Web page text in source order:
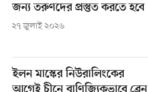
জন্য তরুণদের প্রস্তুত করতে হবে
২৭ জুলাই ২০২৬
ইলন মাস্কের নিউরালিংকের